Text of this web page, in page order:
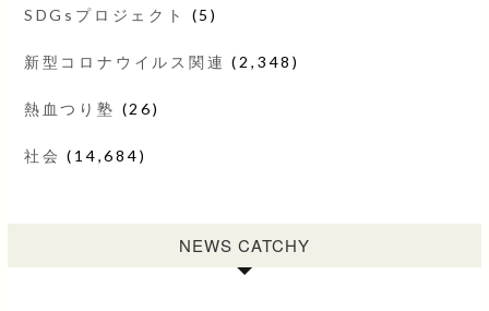
SDGsプロジェクト (5)
新型コロナウイルス関連 (2,348)
熱血つり塾 (26)
社会 (14,684)
NEWS CATCHY